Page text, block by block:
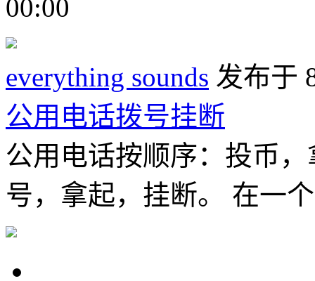
00:00
everything sounds 发布于
公用电话拨号挂断
公用电话按顺序：投币
号，拿起，挂断。 在一